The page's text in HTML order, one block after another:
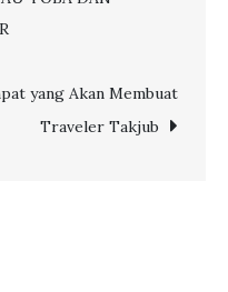
yang Akan Membuat
Traveler Takjub